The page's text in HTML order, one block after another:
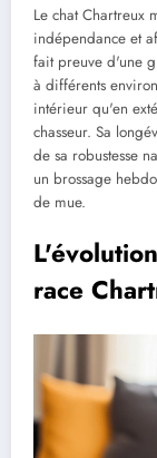
Le chat Chartreux
indépendance et
fait preuve d'une
à différents
intérieur qu'en
chasseur. Sa
de sa robustesse
un brossage
de mue.
race